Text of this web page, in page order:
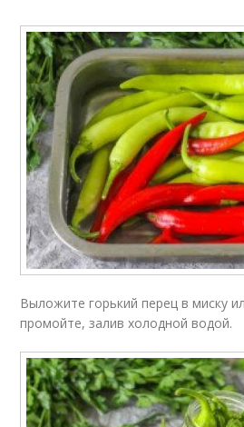
Выложите горький перец в миску
промойте, залив холодной водой.